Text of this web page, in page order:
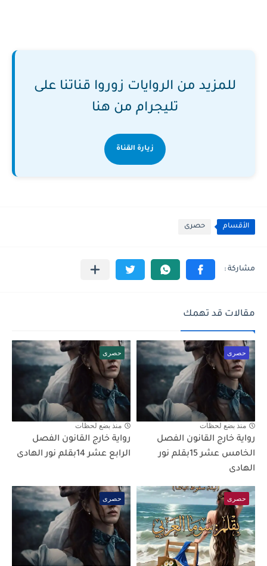
للمزيد من الروايات زوروا قناتنا على
تليجرام من هنا
زيارة القناة
الأقسام حصرى
مقالات قد تهمك
حصرى
منذ بضع لحظات
رواية خارج القانون الفصل
الخامس عشر 15بقلم نور
الهادى
حصرى
منذ بضع لحظات
رواية خارج القانون الفصل
الرابع عشر 14بقلم نور الهادى
حصرى حصرى